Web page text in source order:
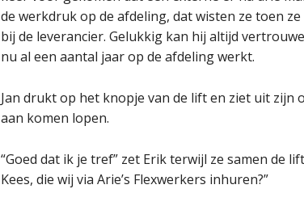
de werkdruk op de afdeling, dat wisten ze toen
bij de leverancier. Gelukkig kan hij altijd
nu al een aantal jaar op de afdeling werkt.
Jan drukt op het knopje van de lift en ziet uit zijn
aan komen lopen.
“Goed dat ik je tref” zet Erik terwijl ze samen de
Kees, die wij via Arie’s Flexwerkers inhuren?”